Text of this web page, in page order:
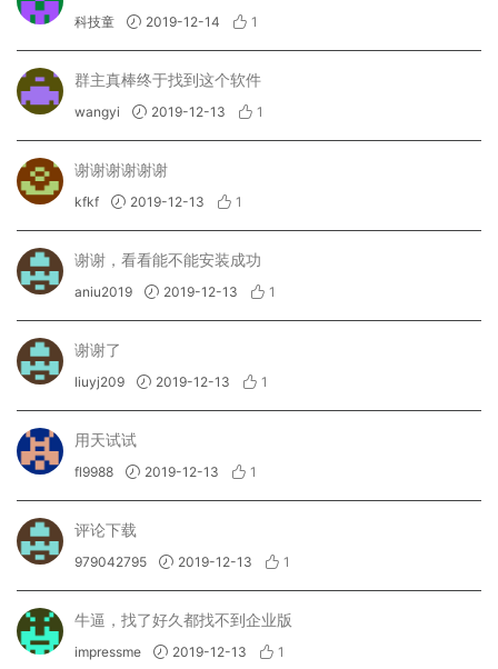
科技童 2019-12-14 1
群主真棒终于找到这个软件
wangyi 2019-12-13 1
谢谢谢谢谢谢
kfkf 2019-12-13 1
谢谢，看看能不能安装成功
aniu2019 2019-12-13 1
谢谢了
liuyj209 2019-12-13 1
用天试试
fl9988 2019-12-13 1
评论下载
979042795 2019-12-13 1
牛逼，找了好久都找不到企业版
impressme 2019-12-13 1